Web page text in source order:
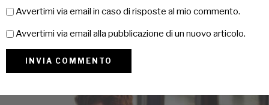
Avvertimi via email in caso di risposte al mio commento.
Avvertimi via email alla pubblicazione di un nuovo articolo.